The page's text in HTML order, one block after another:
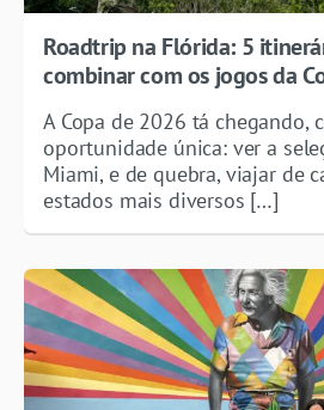
Roadtrip na Flórida: 5
combinar com os jogos da
A Copa de 2026 tá chegando,
oportunidade única: ver a
Miami, e de quebra, viajar de
estados mais diversos […]